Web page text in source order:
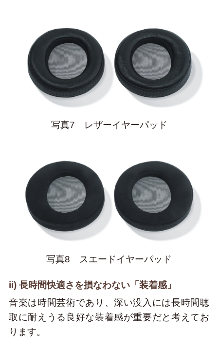
写真7 レザーイヤーパッド
写真8 スエードイヤーパッド
ii) 長時間快適さを損なわない「装着感」
音楽は時間芸術であり、深い没入には長時間聴
取に耐えうる良好な装着感が重要だと考えてお
ります。